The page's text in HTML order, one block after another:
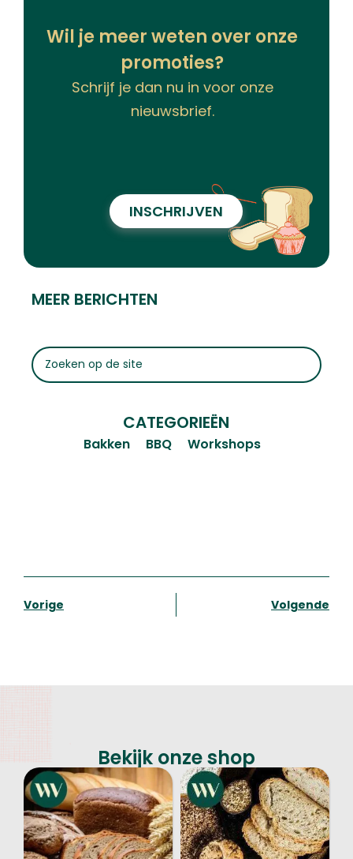
Wil je meer weten over onze
promoties?
Schrijf je dan nu in voor onze
nieuwsbrief.
INSCHRIJVEN
MEER BERICHTEN
CATEGORIEËN
Bakken BBQ Workshops
Vorige Volgende
Bekijk onze shop